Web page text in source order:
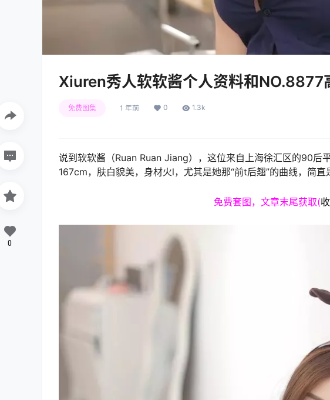
Xiuren秀人软软酱个人资料和NO.8877
免费图集 1 年前 0 1.3k
说到软软酱（Ruan Ruan Jiang），这位来自上海徐汇区的90后
167cm，肤白貌美，身材火l，尤其是她那“前t后翘”的曲线，简直
免费套图，文章末尾获取(
0